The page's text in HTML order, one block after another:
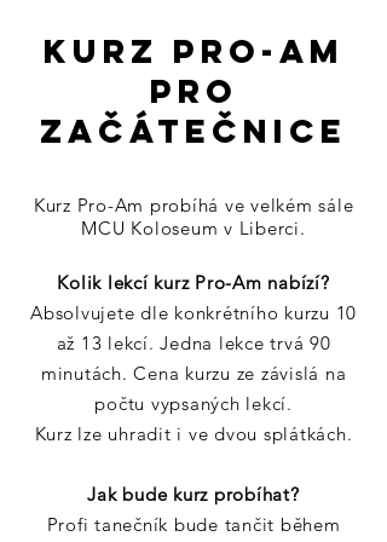
kurz Pro-am
pro
začátečnice
Kurz Pro-Am probíhá ve velkém sále
MCU Koloseum v Liberci.
Kolik lekcí kurz Pro-Am nabízí?
Absolvujete dle konkrétního kurzu 10
až 13 lekcí. Jedna lekce trvá 90
minutách. Cena kurzu ze závislá na
počtu vypsaných lekcí.
Kurz lze uhradit i ve dvou splátkách.
Jak bude kurz probíhat?
Profi tanečník bude tančit během